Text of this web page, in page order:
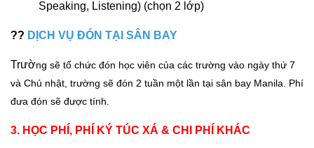
Speaking, Listening) (chọn 2 lớp)
?? DỊCH VỤ ĐÓN TẠI SÂN BAY
Trường sẽ tổ chức đón học viên của các trường vào ngày thứ 7
và Chủ nhật, trường sẽ đón 2 tuần một lần tại sân bay Manila. Phí
đưa đón sẽ được tính.
3. HỌC PHÍ, PHÍ KÝ TÚC XÁ & CHI PHÍ KHÁC